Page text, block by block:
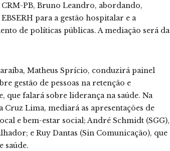
PB, Bruno Leandro, abordando,
para a gestão hospitalar e a
de políticas públicas. A mediação será da
Matheus Sprício, conduzirá painel
gestão de pessoas na retenção e
que falará sobre liderança na saúde. Na
Cruz Lima, mediará as apresentações de
e bem-estar social; André Schmidt (SGG),
e Ruy Dantas (Sin Comunicação), que
saúde.